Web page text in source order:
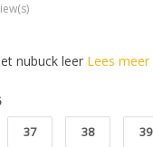
nubuck leer Lees meer
37 38 39